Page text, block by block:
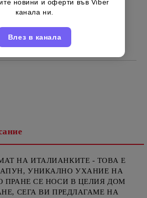
НА ИТАЛИАНКИТЕ - ТОВА Е
УНИКАЛНО УХАНИЕ НА
ПРАНЕ СЕ НОСИ В ЦЕЛИЯ ДОМ
СЕГА ВИ ПРЕДЛАГАМЕ НА
новини и оферти във Viber
канала ни.
Влез в канала